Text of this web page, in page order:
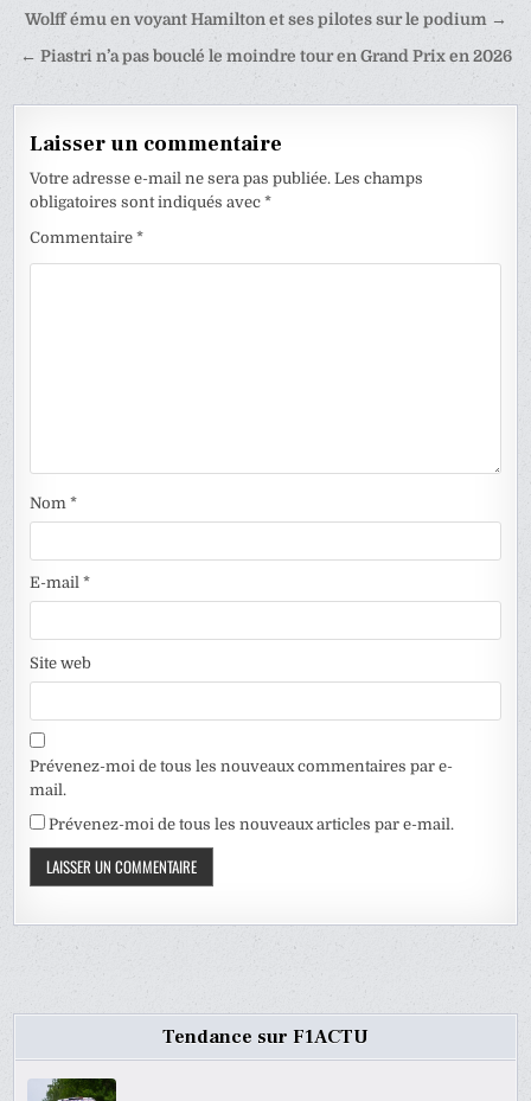
Navigation
de
Wolff ému en voyant Hamilton et ses pilotes sur le podium →
← Piastri n’a pas bouclé le moindre tour en Grand Prix en 2026
Laisser un commentaire
Votre adresse e-mail ne sera pas publiée. Les champs
obligatoires sont indiqués avec*
Commentaire*
Nom*
E-mail*
Site web
Prévenez-moi de tous les nouveaux commentaires par e-
mail.
Prévenez-moi de tous les nouveaux articles par e-mail.
Tendance sur F1ACTU